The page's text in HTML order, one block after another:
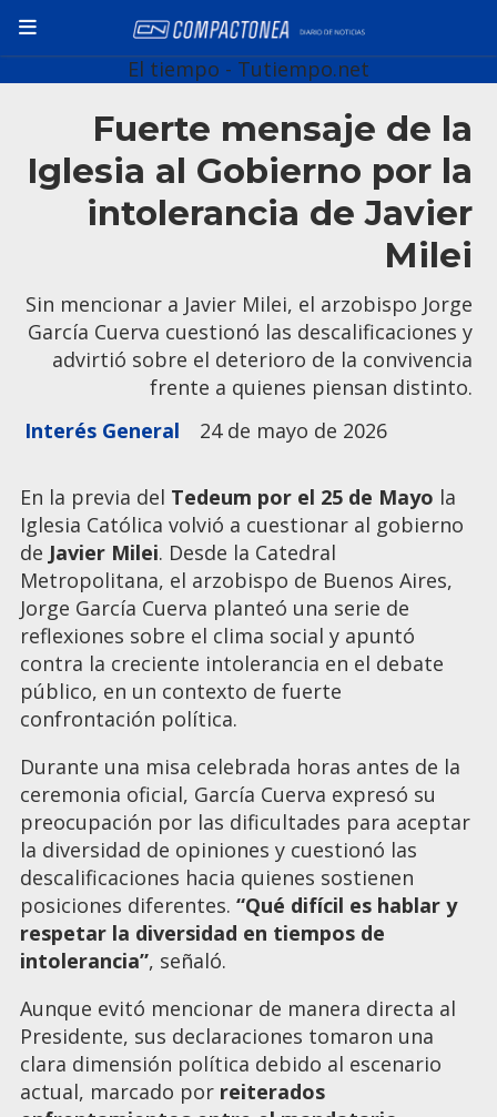
El tiempo - Tutiempo.net
Fuerte mensaje de la
Iglesia al Gobierno por la
intolerancia de Javier
Milei
Sin mencionar a Javier Milei, el arzobispo Jorge
García Cuerva cuestionó las descalificaciones y
advirtió sobre el deterioro de la convivencia
frente a quienes piensan distinto.
Interés General
24 de mayo de 2026
En la previa del Tedeum por el 25 de Mayo la
Iglesia Católica volvió a cuestionar al gobierno
de Javier Milei. Desde la Catedral
Metropolitana, el arzobispo de Buenos Aires,
Jorge García Cuerva planteó una serie de
reflexiones sobre el clima social y apuntó
contra la creciente intolerancia en el debate
público, en un contexto de fuerte
confrontación política.
Durante una misa celebrada horas antes de la
ceremonia oficial, García Cuerva expresó su
preocupación por las dificultades para aceptar
la diversidad de opiniones y cuestionó las
descalificaciones hacia quienes sostienen
posiciones diferentes. “Qué difícil es hablar y
respetar la diversidad en tiempos de
intolerancia”, señaló.
Aunque evitó mencionar de manera directa al
Presidente, sus declaraciones tomaron una
clara dimensión política debido al escenario
actual, marcado por reiterados